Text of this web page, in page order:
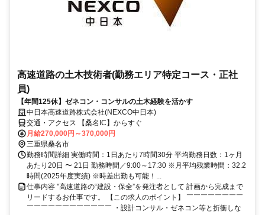
高速道路の土木技術者(勤務エリア特定コース・正社
員)
【年間125休】ゼネコン・コンサルの土木経験を活かす
中日本高速道路株式会社(NEXCO中日本)
交通・アクセス 【桑名IC】からすぐ
月給270,000円～370,000円
三重県桑名市
勤務時間詳細 実働時間：1日あたり7時間30分 平均勤務日数：1ヶ月
あたり20日 〜 21日 勤務時間／9:00～17:30 ※月平均残業時間：32.2
時間(2025年度実績) ※時差出勤も可能！...
仕事内容 "高速道路の“建設・保全”を発注者として 計画から完成まで
リードするお仕事です。 【この求人のポイント】 ￣￣￣￣￣￣￣￣
￣￣￣￣￣￣￣￣￣￣￣￣ ・設計コンサル・ゼネコン等と折衝しな